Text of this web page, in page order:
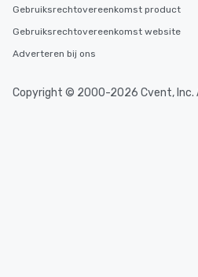
Gebruiksrechtovereenkomst product
Gebruiksrechtovereenkomst website
Adverteren bij ons
Copyright © 2000-2026 Cvent, Inc.